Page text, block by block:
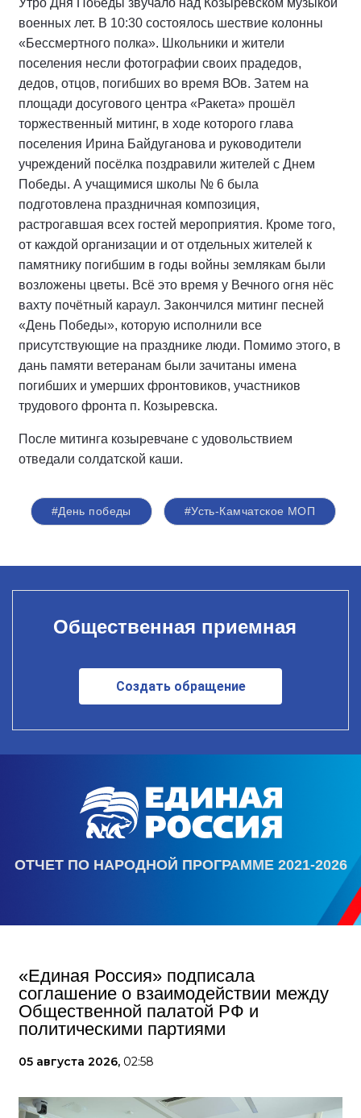
Утро Дня Победы звучало над Козыревском музыкой
военных лет. В 10:30 состоялось шествие колонны
«Бессмертного полка». Школьники и жители
поселения несли фотографии своих прадедов,
дедов, отцов, погибших во время ВОв. Затем на
площади досугового центра «Ракета» прошёл
торжественный митинг, в ходе которого глава
поселения Ирина Байдуганова и руководители
учреждений посёлка поздравили жителей с Днем
Победы. А учащимися школы № 6 была
подготовлена праздничная композиция,
растрогавшая всех гостей мероприятия. Кроме того,
от каждой организации и от отдельных жителей к
памятнику погибшим в годы войны землякам были
возложены цветы. Всё это время у Вечного огня нёс
вахту почётный караул. Закончился митинг песней
«День Победы», которую исполнили все
присутствующие на празднике люди. Помимо этого, в
дань памяти ветеранам были зачитаны имена
погибших и умерших фронтовиков, участников
трудового фронта п. Козыревска.
После митинга козыревчане с удовольствием
отведали солдатской каши.
#День победы #Усть-Камчатское МОП
Общественная приемная
Создать обращение
ОТЧЕТ ПО НАРОДНОЙ ПРОГРАММЕ 2021-2026
«Единая Россия» подписала
соглашение о взаимодействии между
Общественной палатой РФ и
политическими партиями
05 августа 2026, 02:58